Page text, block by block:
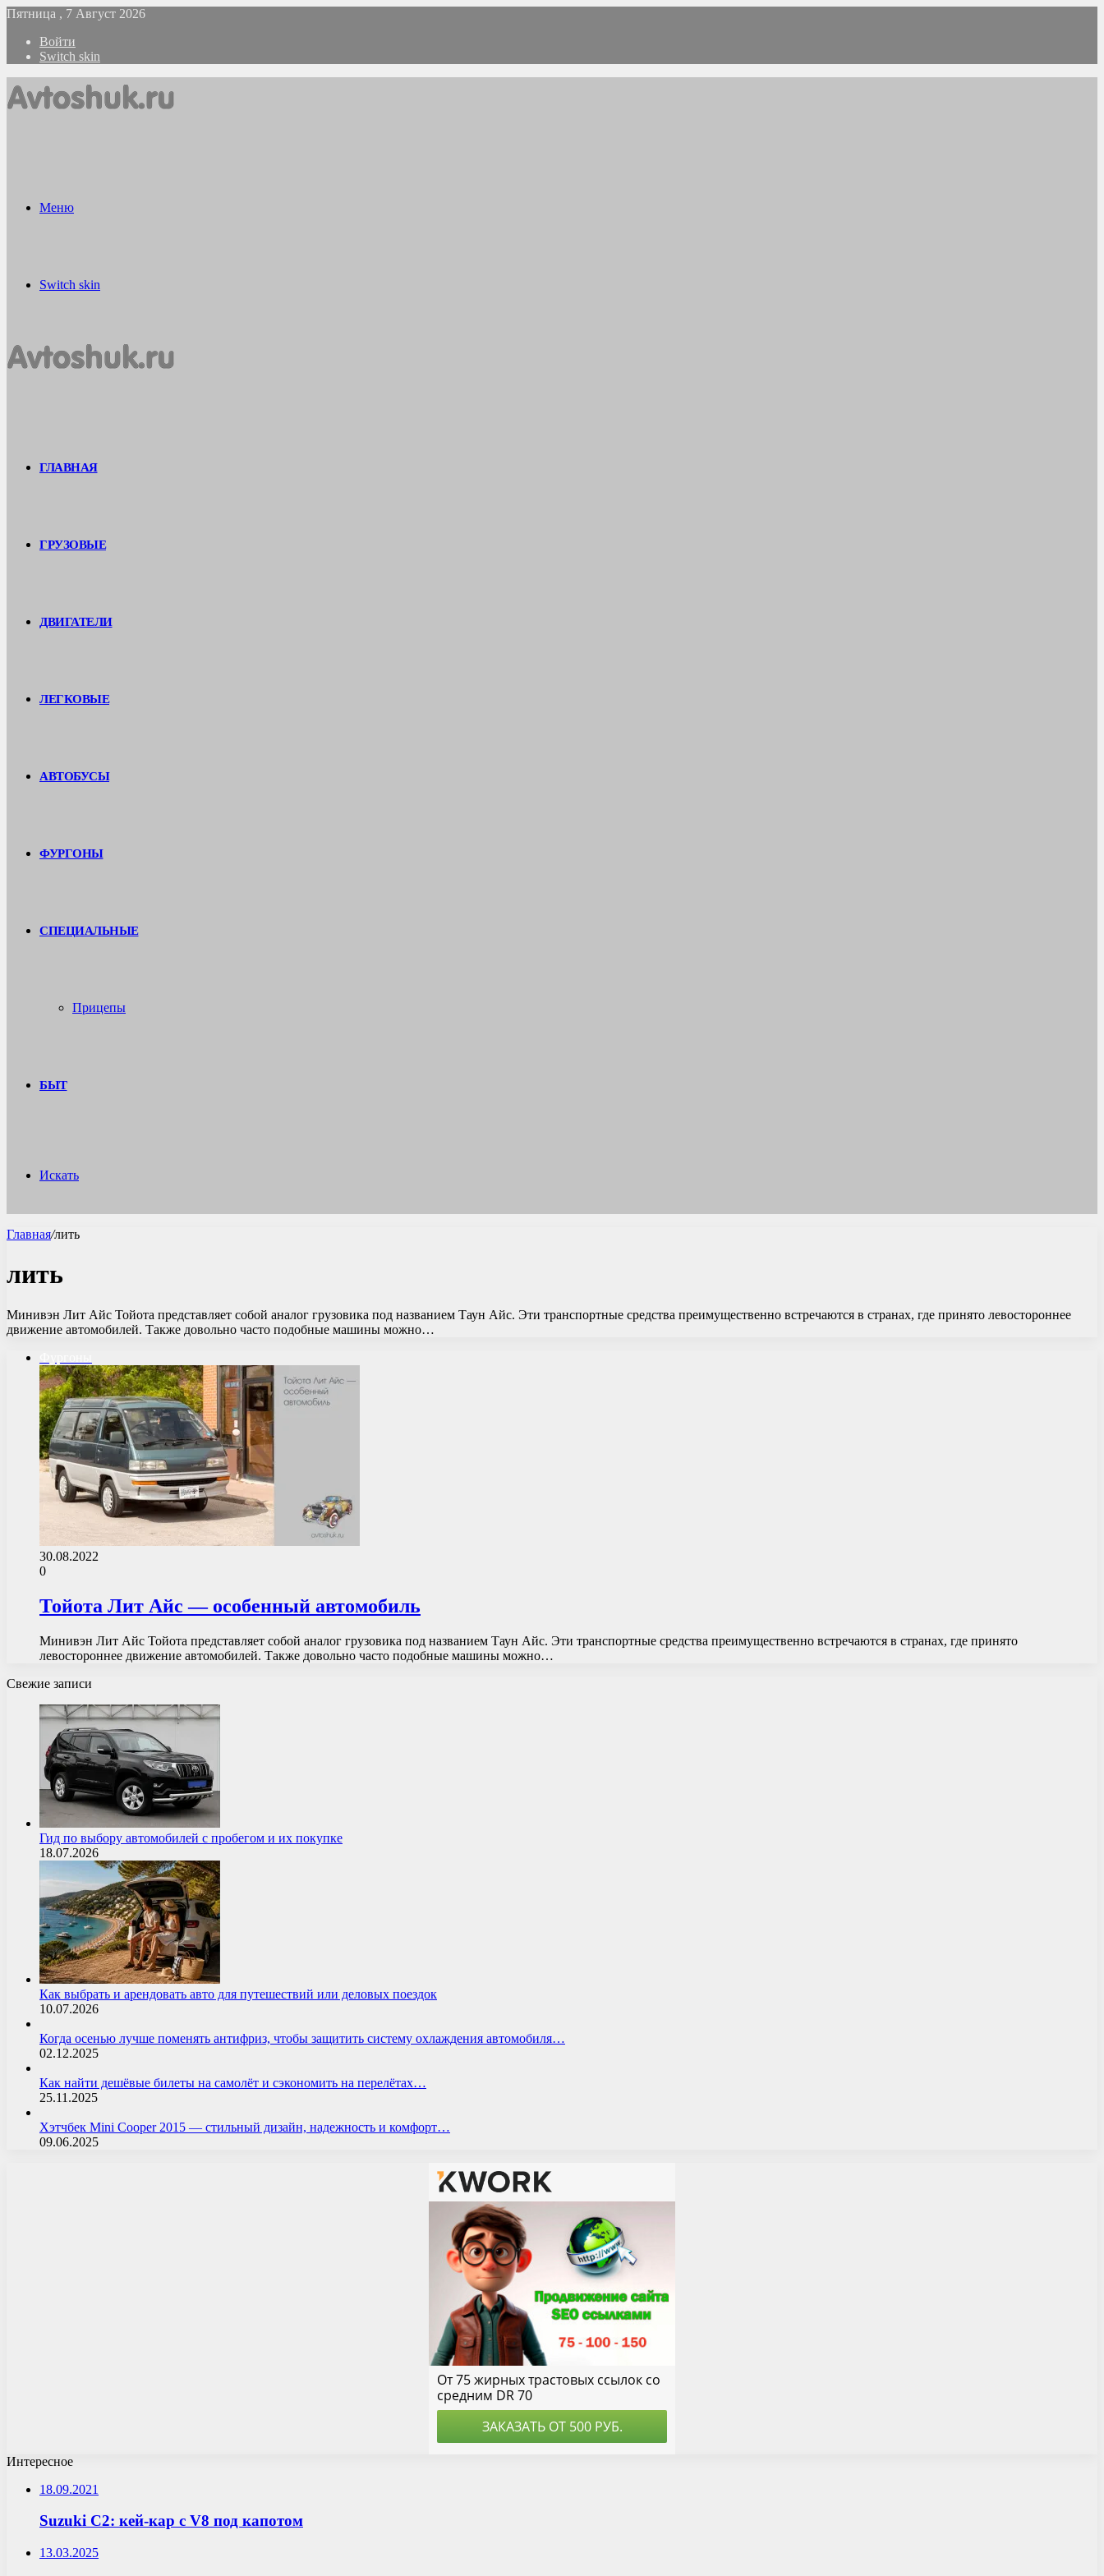
Пятница , 7 Август 2026
Войти
Switch skin
Меню
Switch skin
ГЛАВНАЯ
ГРУЗОВЫЕ
ДВИГАТЕЛИ
ЛЕГКОВЫЕ
АВТОБУСЫ
ФУРГОНЫ
СПЕЦИАЛЬНЫЕ
Прицепы
БЫТ
Искать
Главная/лить
лить
Минивэн Лит Айс Тойота представляет собой аналог грузовика под названием Таун Айс. Эти транспортные средства преимущественно встречаются в странах, где принято левостороннее
движение автомобилей. Также довольно часто подобные машины можно…
30.08.2022
0
Тойота Лит Айс — особенный автомобиль
Минивэн Лит Айс Тойота представляет собой аналог грузовика под названием Таун Айс. Эти транспортные средства преимущественно встречаются в странах, где принято
левостороннее движение автомобилей. Также довольно часто подобные машины можно…
Свежие записи
Гид по выбору автомобилей с пробегом и их покупке
18.07.2026
Как выбрать и арендовать авто для путешествий или деловых поездок
10.07.2026
Когда осенью лучше поменять антифриз, чтобы защитить систему охлаждения автомобиля…
02.12.2025
Как найти дешёвые билеты на самолёт и сэкономить на перелётах…
25.11.2025
Хэтчбек Mini Cooper 2015 — стильный дизайн, надежность и комфорт…
09.06.2025
Интересное
18.09.2021
Suzuki C2: кей-кар с V8 под капотом
13.03.2025